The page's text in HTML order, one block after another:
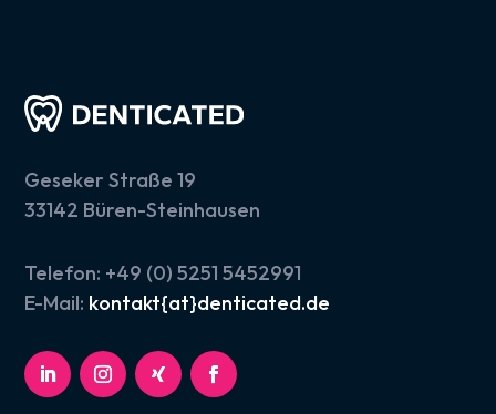
Geseker Straße 19
33142 Büren-Steinhausen
Telefon: +49 (0) 5251 5452991
E-Mail: kontakt{at}denticated.de